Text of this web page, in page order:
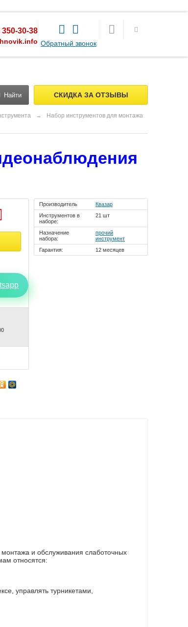
Обратный звонок
350-30-38
Найти СКИДКА ЗА ОТЗЫВЫ
→
Набор инструментов для монтажа
Производитель
Квазар
Инструментов в
наборе:
21 шт
Назначение
набора:
прочий
инструмент
Гарантия:
12 месяцев
и обслуживания слаботочных
относятся:
управлять турникетами,